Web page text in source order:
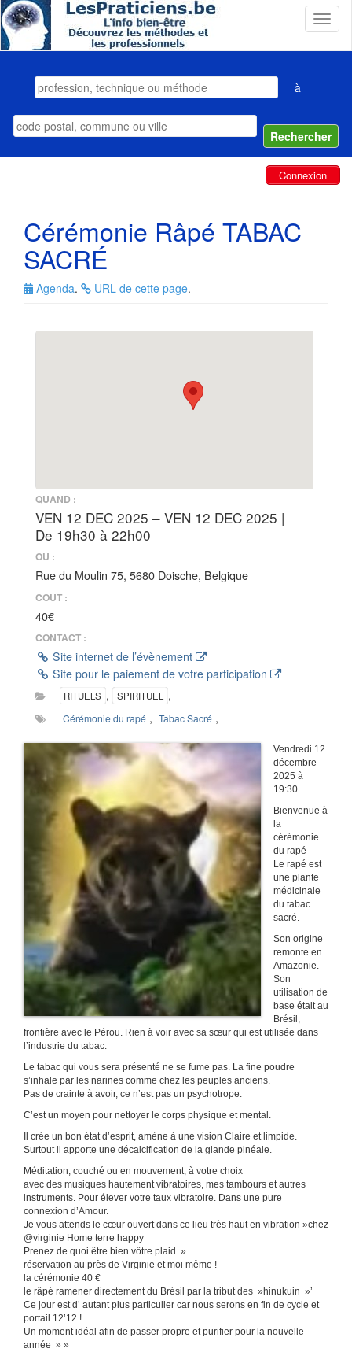
T
o
g
a
v
i
g
à
Connexion
Cérémonie Râpé TABAC
SACRÉ
Agenda. URL de cette page.
QUAND :
VEN 12 DEC 2025 – VEN 12 DEC 2025 |
De 19h30 à 22h00
OÙ :
Rue du Moulin 75, 5680 Doische, Belgique
COÛT :
40€
CONTACT :
Site internet de l’évènement
Site pour le paiement de votre participation
RITUELS , SPIRITUEL ,
Cérémonie du rapé , Tabac Sacré ,
Vendredi 12
décembre
2025 à
19:30.
Bienvenue à
la
cérémonie
du rapé
Le rapé est
une plante
médicinale
du tabac
sacré.
Son origine
remonte en
Amazonie.
Son
utilisation de
base était au
Brésil,
frontière avec le Pérou. Rien à voir avec sa sœur qui est utilisée dans
l’industrie du tabac.
Le tabac qui vous sera présenté ne se fume pas. La fine poudre
s’inhale par les narines comme chez les peuples anciens.
Pas de crainte à avoir, ce n’est pas un psychotrope.
C’est un moyen pour nettoyer le corps physique et mental.
Il crée un bon état d’esprit, amène à une vision Claire et limpide.
Surtout il apporte une décalcification de la glande pinéale.
Méditation, couché ou en mouvement, à votre choix
avec des musiques hautement vibratoires, mes tambours et autres
instruments. Pour élever votre taux vibratoire. Dans une pure
connexion d’Amour.
Je vous attends le cœur ouvert dans ce lieu très haut en vibration »chez
@virginie Home terre happy
Prenez de quoi être bien vôtre plaid »
réservation au près de Virginie et moi même !
la cérémonie 40 €
le râpé ramener directement du Brésil par la tribut des »hinukuin »’
Ce jour est d’ autant plus particulier car nous serons en fin de cycle et
portail 12’12 !
Un moment idéal afin de passer propre et purifier pour la nouvelle
année » »